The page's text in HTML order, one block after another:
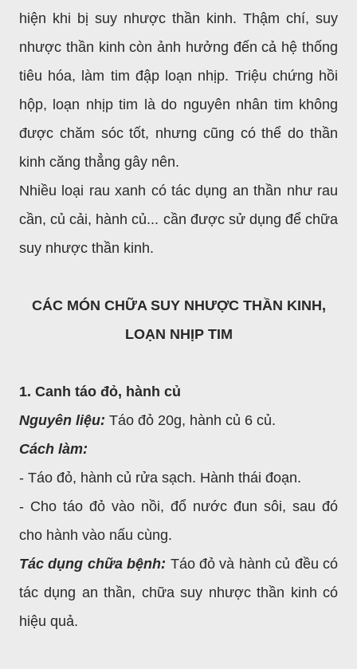
hiện khi bị suy nhược thần kinh. Thậm chí, suy
nhược thần kinh còn ảnh hưởng đến cả hệ thống
tiêu hóa, làm tim đập loạn nhịp. Triệu chứng hồi
hộp, loạn nhịp tim là do nguyên nhân tim không
được chăm sóc tốt, nhưng cũng có thể do thần
kinh căng thẳng gây nên.
Nhiều loại rau xanh có tác dụng an thần như rau
cần, củ cải, hành củ... cần được sử dụng để chữa
suy nhược thần kinh.
CÁC MÓN CHỮA SUY NHƯỢC THẦN KINH,
LOẠN NHỊP TIM
1. Canh táo đỏ, hành củ
Nguyên liệu: Táo đỏ 20g, hành củ 6 củ.
Cách làm:
- Táo đỏ, hành củ rửa sạch. Hành thái đoạn.
- Cho táo đỏ vào nồi, đổ nước đun sôi, sau đó
cho hành vào nấu cùng.
Tác dụng chữa bệnh: Táo đỏ và hành củ đều có
tác dụng an thần, chữa suy nhược thần kinh có
hiệu quả.